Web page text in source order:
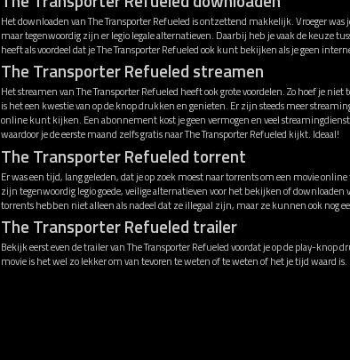
Het downloaden van The Transporter Refueled is ontzettend makkelijk. Vroeger was
maar tegenwoordig zijn er legio legale alternatieven. Daarbij heb je vaak de keuze
heeft als voordeel dat je The Transporter Refueled ook kunt bekijken als je geen
The Transporter Refueled streamen
Het streamen van The Transporter Refueled heeft ook grote voordelen. Zo hoef je
is het een kwestie van op de knop drukken en genieten. Er zijn steeds meer
online kunt kijken. Een abonnement kost je geen vermogen en veel
waardoor je de eerste maand zelfs gratis naar The Transporter Refueled kijkt. Ideaal!
The Transporter Refueled torrent
Er was een tijd, lang geleden, dat je op zoek moest naar torrents om een movie
zijn tegenwoordig legio goede, veilige alternatieven voor het bekijken of
torrents hebben niet alleen als nadeel dat ze illegaal zijn, maar ze kunnen ook nog
The Transporter Refueled trailer
Bekijk eerst even de trailer van The Transporter Refueled voordat je op de play-knop
movie is het wel zo lekker om van tevoren te weten of te weten of het je tijd waard is.